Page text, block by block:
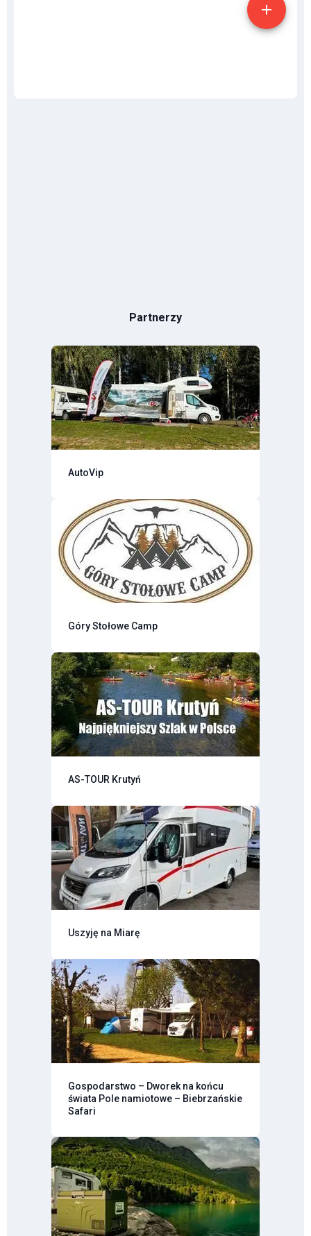
Partnerzy
AutoVip
Góry Stołowe Camp
AS-TOUR Krutyń
Uszyję na Miarę
Gospodarstwo – Dworek na końcu
świata Pole namiotowe – Biebrzańskie
Safari